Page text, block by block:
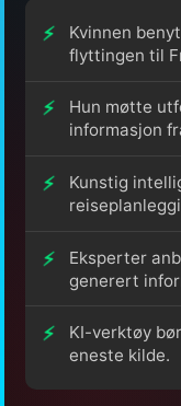
Kvinnen
flyttingen til
Hun møtte
informasjon
Kunstig
Eksperter
generert
KI-verktøy
eneste kilde.